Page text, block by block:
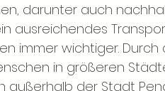
darunter auch
ausreichendes
immer wichtiger. Durch
in größeren
außerhalb der Stadt